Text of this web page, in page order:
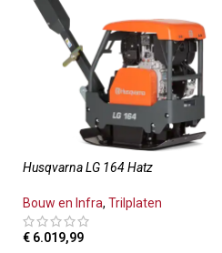
Husqvarna LG 164 Hatz
Bouw en Infra, Trilplaten
€ 6.019,99